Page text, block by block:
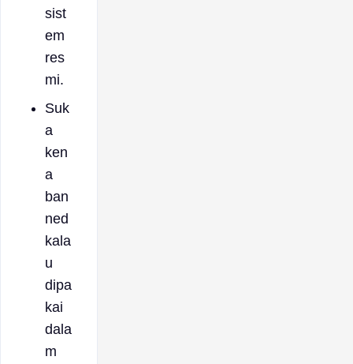
sist
em
res
mi.
Suk
a
ken
a
ban
ned
kala
u
dipa
kai
dala
m